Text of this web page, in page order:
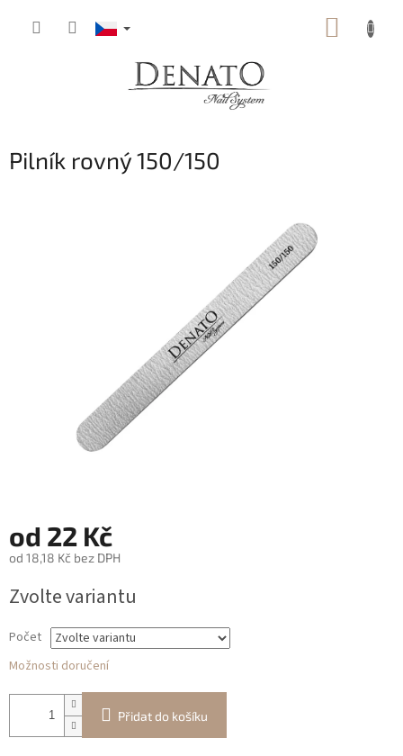
Pilník rovný 150/150
od 22 Kč
od 18,18 Kč bez DPH
cena:
Zvolte variantu
Počet
Možnosti doručení
Přidat do košíku